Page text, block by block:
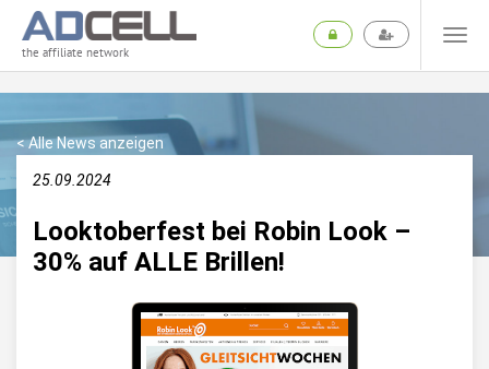
the affiliate network
< Alle News anzeigen
25.09.2024
Looktoberfest bei Robin Look –
30% auf ALLE Brillen!